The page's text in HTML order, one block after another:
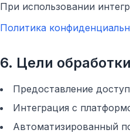
При использовании
Политика
6. Цели
Предоставление
Интеграция с
Автоматизированный